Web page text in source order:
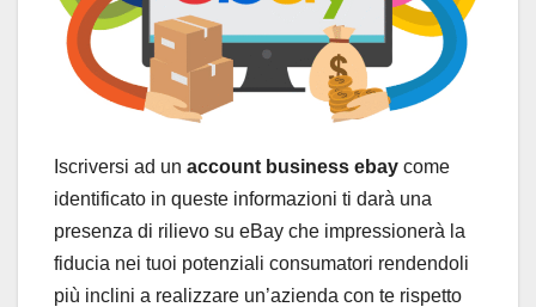
Iscriversi ad un account business ebay come
identificato in queste informazioni ti darà una
presenza di rilievo su eBay che impressionerà la
fiducia nei tuoi potenziali consumatori rendendoli
più inclini a realizzare un’azienda con te rispetto